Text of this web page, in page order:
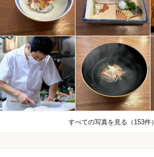
すべての写真を見る（153件）